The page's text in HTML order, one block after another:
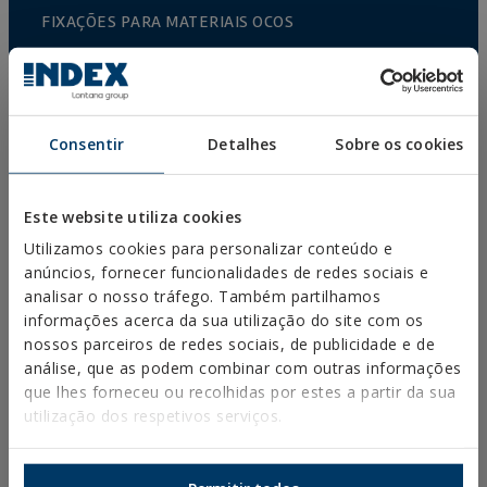
Consentir Detalhes Sobre os cookies
Este website utiliza cookies
Utilizamos cookies para personalizar conteúdo e
anúncios, fornecer funcionalidades de redes sociais e
analisar o nosso tráfego. Também partilhamos
informações acerca da sua utilização do site com os
nossos parceiros de redes sociais, de publicidade e de
análise, que as podem combinar com outras informações
que lhes forneceu ou recolhidas por estes a partir da sua
utilização dos respetivos serviços.
FIXAÇÕES PARA MATERIAIS OCOS
REBITES
ACESSÓRIOS PARA CABOS E CORRENTES
ACESSÓRIOS PARA VINHEDO GRADEADO
CULTIVO PROTEGIDO
VEDAÕES E GAIOLAS
FIXAÇÕES E ACESSÓRIOS PARA PLACA DE GESSO
FIXAÇÃO DIRETA
PARAFUSOS PARA TELHADOS E FACHADAS
PARAFUSOS BROCA, ROSCA CHAPA E PVC
PARAFUSOS PARA MADEIRA
CONETORES PARA MADEIRA